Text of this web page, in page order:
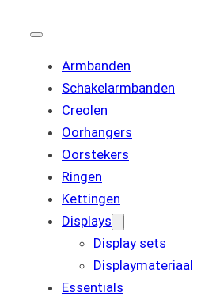
Armbanden
Schakelarmbanden
Creolen
Oorhangers
Oorstekers
Ringen
Kettingen
Displays
Display sets
Displaymateriaal
Essentials